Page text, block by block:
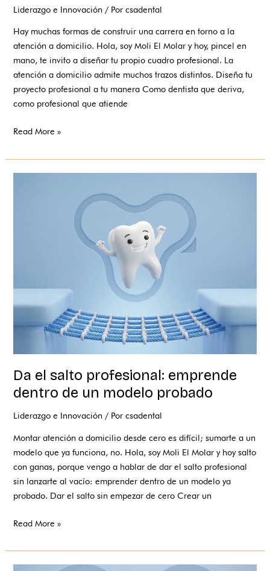
Liderazgo e Innovación / Porcsadental
Hay muchas formas de construir una carrera en torno a la
atención a domicilio. Hola, soy Moli El Molar y hoy, pincel en
mano, te invito a diseñar tu propio cuadro profesional. La
atención a domicilio admite muchos trazos distintos. Diseña tu
proyecto profesional a tu manera Como dentista que deriva,
como profesional que atiende
Read More »
Da el salto profesional: emprende
dentro de un modelo probado
Liderazgo e Innovación / Porcsadental
Montar atención a domicilio desde cero es difícil; sumarte a un
modelo que ya funciona, no. Hola, soy Moli El Molar y hoy salto
con ganas, porque vengo a hablar de dar el salto profesional
sin lanzarte al vacío: emprender dentro de un modelo ya
probado. Dar el salto sin empezar de cero Crear un
probado
Read More »